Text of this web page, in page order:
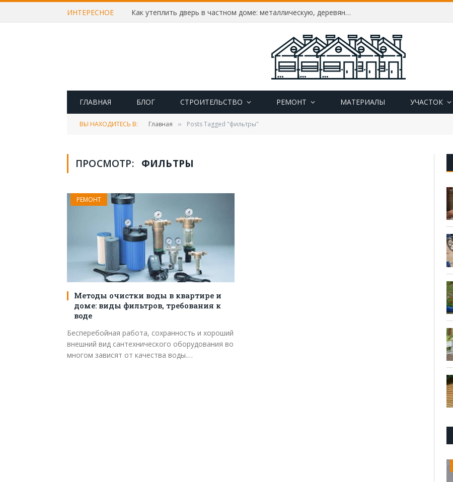
ИНТЕРЕСНОЕ Как утеплить дверь в частном доме: металлическую, деревянную, пластиковую, утепление своими руками
ГЛАВНАЯ БЛОГ СТРОИТЕЛЬСТВО РЕМОНТ МАТЕРИАЛЫ УЧАСТОК
ВЫ НАХОДИТЕСЬ В: Главная » Posts Tagged "фильтры"
ПРОСМОТР: ФИЛЬТРЫ
РЕМОНТ
Методы очистки воды в квартире и
доме: виды фильтров, требования к
воде
Бесперебойная работа, сохранность и хороший
внешний вид сантехнического оборудования во
многом зависят от качества воды.…